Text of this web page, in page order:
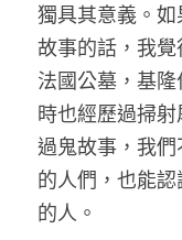
獨具其意義。
故事的話，我
法國公墓，基
時也經歷過掃
過鬼故事，我
的人們，也能
的人。